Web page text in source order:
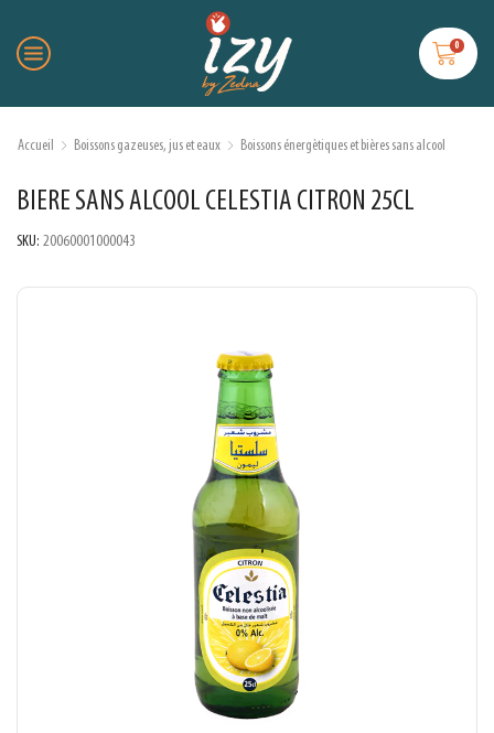
0
Accueil Boissons gazeuses, jus et eaux Boissons énergètiques et bières sans alcool
BIERE SANS ALCOOL CELESTIA CITRON 25CL
SKU: 20060001000043